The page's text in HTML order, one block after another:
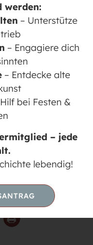
und
im leichten
in ein
in ein
Der
und Freude,
Gäste,
Begeisterte
mitbringen.
Website der
werden:
– Unterstütze
– Engagiere dich
– Entdecke alte
bei Festen &
– jede
lebendig!